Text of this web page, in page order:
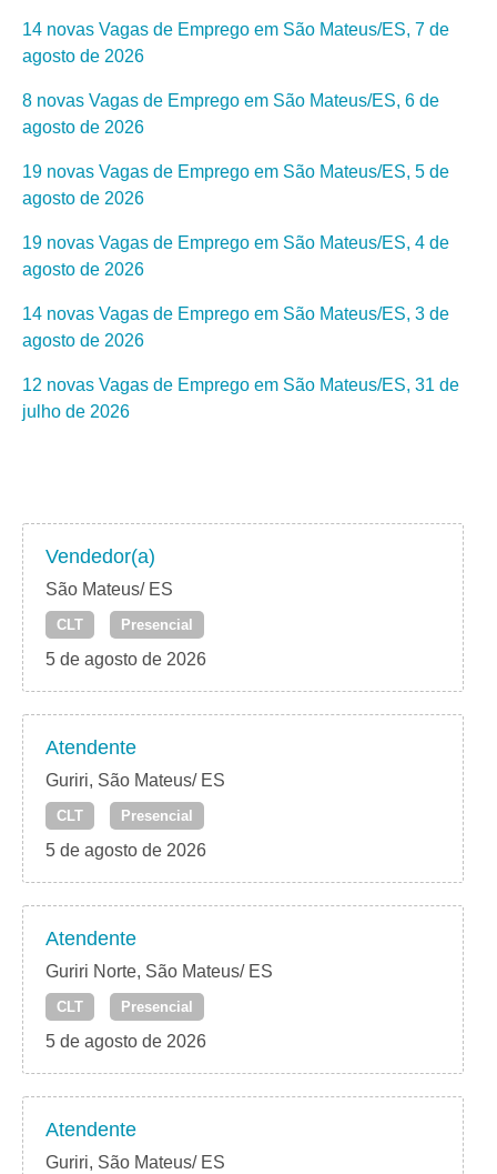
14 novas Vagas de Emprego em São Mateus/ES, 7 de
agosto de 2026
8 novas Vagas de Emprego em São Mateus/ES, 6 de
agosto de 2026
19 novas Vagas de Emprego em São Mateus/ES, 5 de
agosto de 2026
19 novas Vagas de Emprego em São Mateus/ES, 4 de
agosto de 2026
14 novas Vagas de Emprego em São Mateus/ES, 3 de
agosto de 2026
12 novas Vagas de Emprego em São Mateus/ES, 31 de
julho de 2026
Vendedor(a)
São Mateus/ ES
CLT Presencial
5 de agosto de 2026
Atendente
Guriri, São Mateus/ ES
CLT Presencial
5 de agosto de 2026
Atendente
Guriri Norte, São Mateus/ ES
CLT Presencial
5 de agosto de 2026
Atendente
Guriri, São Mateus/ ES